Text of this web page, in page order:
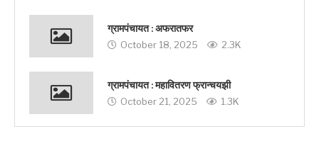
ग्रामपंचायत : अफरातफर
October 18, 2025 2.3K
ग्रामपंचायत : महावितरण फ्रान्चयझी
October 21, 2025 1.3K